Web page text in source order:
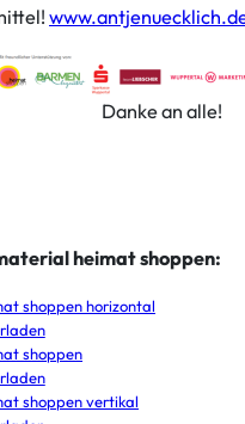
Danke an alle!
heimat shoppen:
shoppen horizontal
shoppen
shoppen vertikal